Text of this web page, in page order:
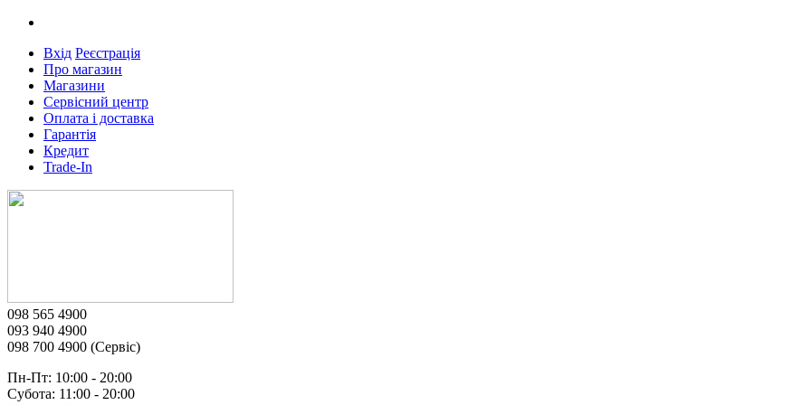
Вхід Реєстрація
Про магазин
Магазини
Сервісний центр
Оплата і доставка
Гарантія
Кредит
Trade-In
098 565 4900
093 940 4900
098 700 4900 (Сервіс)
Пн-Пт: 10:00 - 20:00
Субота: 11:00 - 20:00